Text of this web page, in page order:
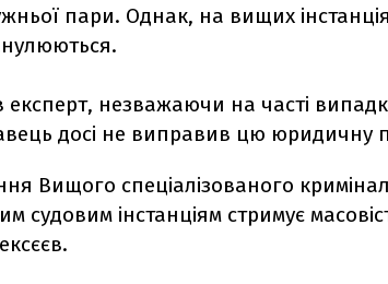
пари. Однак, на вищих
експерт, незважаючи на часті
досі не виправив цю юридичну
Вищого спеціалізованого
судовим інстанціям стримує